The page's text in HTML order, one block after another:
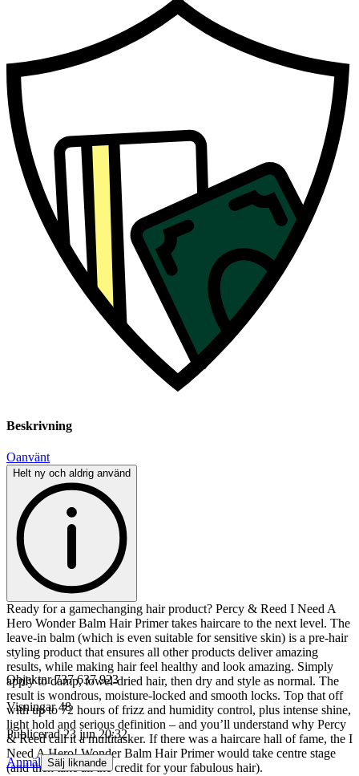
Beskrivning
Oanvänt
Helt ny och aldrig använd
Ready for a gamechanging hair product? Percy & Reed I Need A
Hero Wonder Balm Hair Primer takes haircare to the next level. The
leave-in balm (which is even suitable for sensitive skin) is a pre-hair
styling product that ensures all other products deliver amazing
results, while making hair feel healthy and look amazing. Simply
apply to damp, towel-dried hair, then dry and style as normal. The
result is wondrous, moisture-locked and smooth locks. Top that off
with up to 72 hours of frizz and humidity control, plus intense shine,
light hold and serious definition – and you’ll understand why Percy
& Reed call it a multitasker. If there was a haircare hall of fame, the I
Need A Hero! Wonder Balm Hair Primer would take centre stage
(and then take all the credit for your fabulous hair).
Objektnr 737 637 923
Visningar 48
Publicerad 23 jun 20:32
Anmäl Sälj liknande